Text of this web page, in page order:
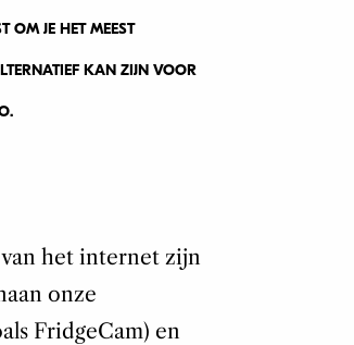
OM JE HET MEEST
KAN ZIJN VOOR
het internet zijn
onze
FridgeCam) en